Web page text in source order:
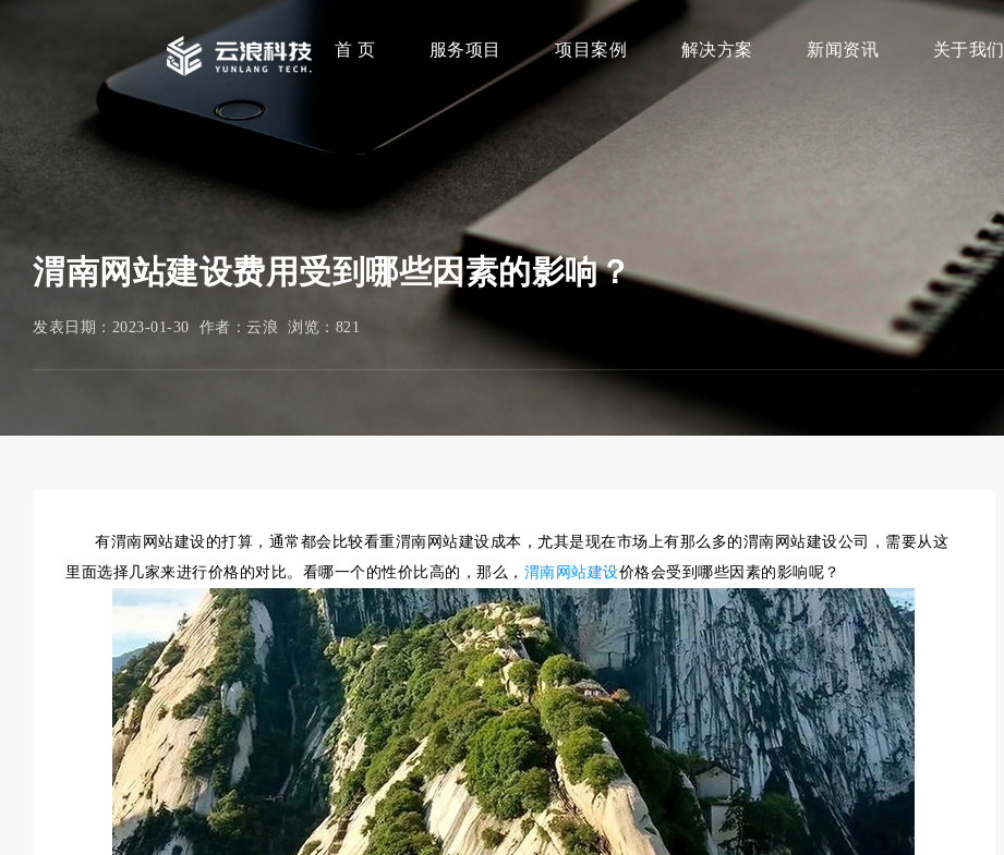
首 页 服务项目 项目案例 解决方案 新闻资讯 关于我们
渭南网站建设费用受到哪些因素的影响？
发表日期：2023-01-30 作者：云浪 浏览： 821
有渭南网站建设的打算，通常都会比较看重渭南网站建设成本，尤其是现在市场上有那么多的渭南网站建设公司，需要从这
里面选择几家来进行价格的对比。看哪一个的性价比高的，那么， 渭南网站建设价格会受到哪些因素的影响呢？